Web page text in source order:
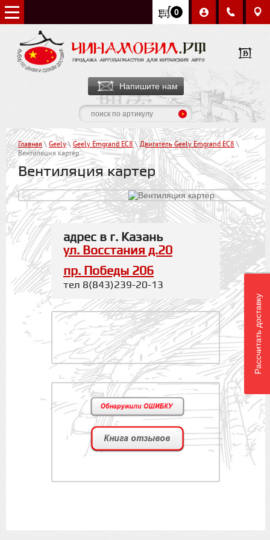
0
Напишите нам
Главная\ Geely\ Geely Emgrand EC8\Двигатель Geely Emgrand EC8 \
Вентиляция картер
Вентиляция картер
2
3
адрес в г. Казань
ул. Восстания д.20
пр. Победы 206
тел 8(843)239-20-13
. Рассчитать доставку